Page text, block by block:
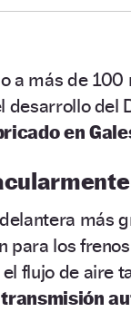
a más de
del
en
más
para los
flujo de aire
transmisión